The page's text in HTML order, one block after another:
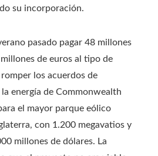
su incorporación.
pasado pagar 48 millones
de euros al tipo de
los acuerdos de
energía de Commonwealth
el mayor parque eólico
con 1.200 megavatios y
millones de dólares. La